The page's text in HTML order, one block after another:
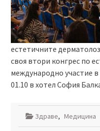
естетичните
своя втори конгрес по
международно участие
01.10 в хотел София
Здраве, Медицина